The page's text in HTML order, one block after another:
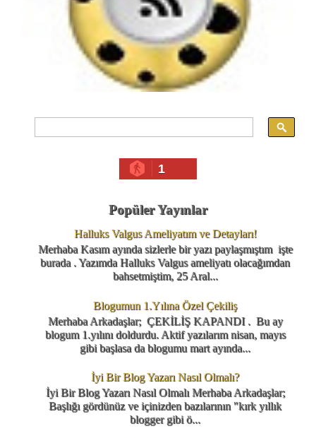
1
Popüler Yayınlar
Halluks Valgus Ameliyatım ve Detayları!
Merhaba Kasım ayında sizlerle bir yazı paylaşmıştım işte
burada . Yazımda Halluks Valgus ameliyatı olacağımdan
bahsetmiştim, 25 Aral...
Blogumun 1.Yılına Özel Çekiliş
Merhaba Arkadaşlar; ÇEKİLİŞ KAPANDI . Bu ay
blogum 1.yılını doldurdu. Aktif yazılarım nisan, mayıs
gibi başlasa da blogumu mart ayında...
İyi Bir Blog Yazarı Nasıl Olmalı?
İyi Bir Blog Yazarı Nasıl Olmalı Merhaba Arkadaşlar;
Başlığı gördünüz ve içinizden bazılarının "kırk yıllık
blogger gibi ö...